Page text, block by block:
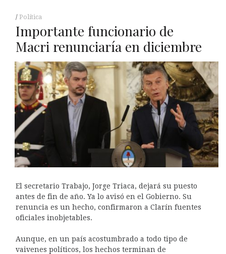
Política
Importante funcionario de
Macri renunciaría en diciembre
El secretario Trabajo, Jorge Triaca, dejará su puesto
antes de fin de año. Ya lo avisó en el Gobierno. Su
renuncia es un hecho, confirmaron a Clarín fuentes
oficiales inobjetables.
Aunque, en un país acostumbrado a todo tipo de
vaivenes políticos, los hechos terminan de